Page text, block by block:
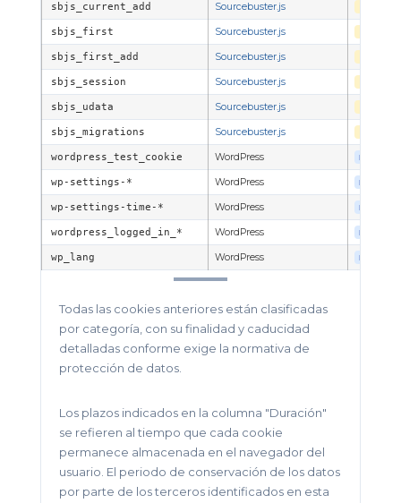
sbjs_current_add Sourcebuster.js
sbjs_first Sourcebuster.js
sbjs_first_add Sourcebuster.js
sbjs_session Sourcebuster.js
sbjs_udata Sourcebuster.js
sbjs_migrations Sourcebuster.js
wordpress_test_cookie WordPress PROPIA
wp-settings-* WordPress PROPIA
wp-settings-time-* WordPress PROPIA
wordpress_logged_in_* WordPress PROPIA
wp_lang WordPress PROPIA
Todas las cookies anteriores están clasificadas
por categoría, con su finalidad y caducidad
detalladas conforme exige la normativa de
protección de datos.
Los plazos indicados en la columna "Duración"
se refieren al tiempo que cada cookie
permanece almacenada en el navegador del
usuario. El periodo de conservación de los datos
por parte de los terceros identificados en esta